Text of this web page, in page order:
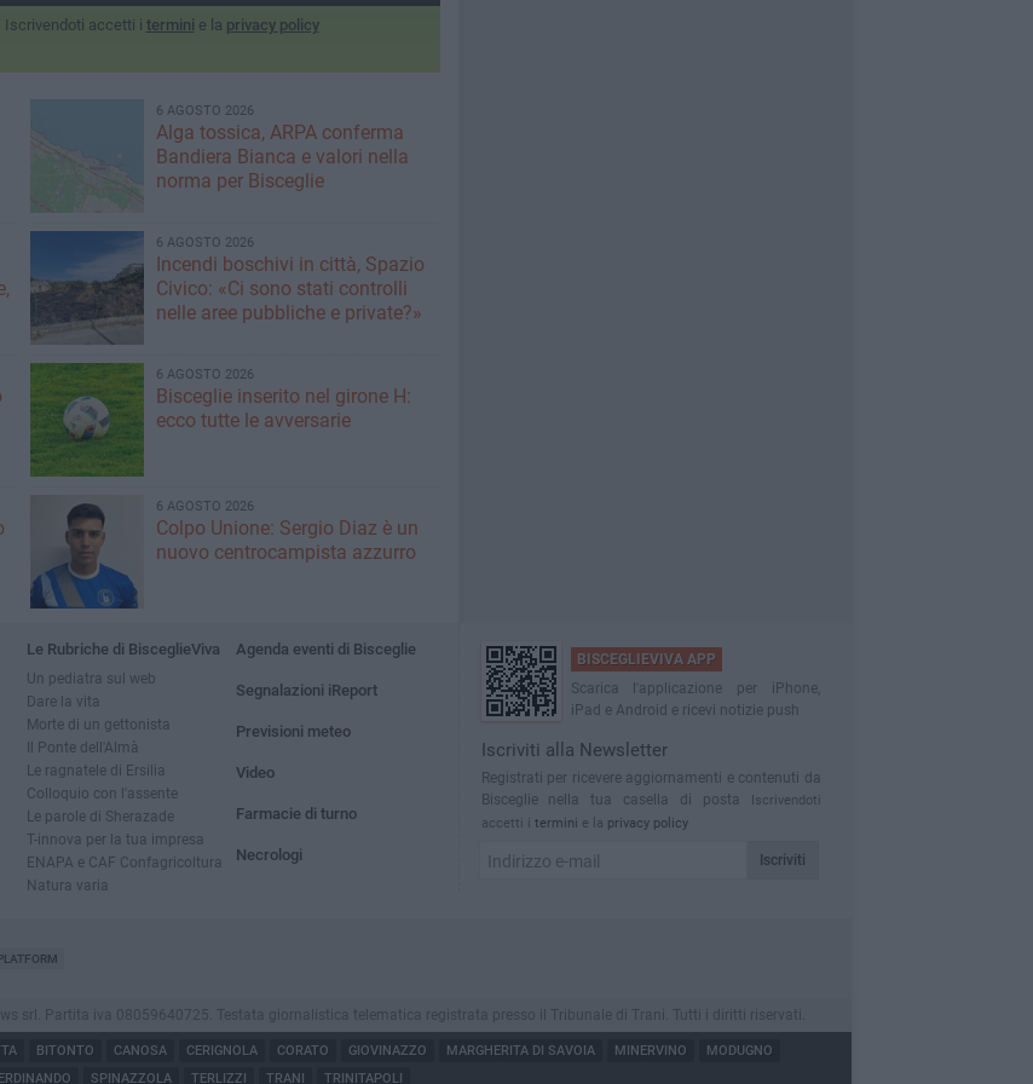
Iscrivendoti accetti i termini e la privacy policy
6 AGOSTO 2026
Alga tossica, ARPA conferma
Bandiera Bianca e valori nella
norma per Bisceglie
6 AGOSTO 2026
Incendi boschivi in città, Spazio
Civico: «Ci sono stati controlli
nelle aree pubbliche e private?»
6 AGOSTO 2026
Bisceglie inserito nel girone H:
ecco tutte le avversarie
6 AGOSTO 2026
Colpo Unione: Sergio Diaz è un
nuovo centrocampista azzurro
Le Rubriche di BisceglieViva
Un pediatra sul web
Dare la vita
Morte di un gettonista
Il Ponte dell'Almà
Le ragnatele di Ersilia
Colloquio con l'assente
Le parole di Sherazade
T-innova per la tua impresa
ENAPA e CAF Confagricoltura
Natura varia
Agenda eventi di Bisceglie
Segnalazioni iReport
Previsioni meteo
Video
Farmacie di turno
Necrologi
BISCEGLIEVIVA APP
Scarica l'applicazione per iPhone,
iPad e Android e ricevi notizie push
Iscriviti alla Newsletter
Registrati per ricevere aggiornamenti e contenuti da
Bisceglie nella tua casella di posta
Iscrivendoti
accetti i termini e la privacy policy
Iscriviti
srl. Partita iva 08059640725. Testata giornalistica telematica registrata presso il Tribunale di Trani. Tutti i diritti riservati.
BITONTO CANOSA CERIGNOLA CORATO GIOVINAZZO MARGHERITA DI SAVOIA MINERVINO
MODUGNO
SPINAZZOLA TERLIZZI TRANI TRINITAPOLI